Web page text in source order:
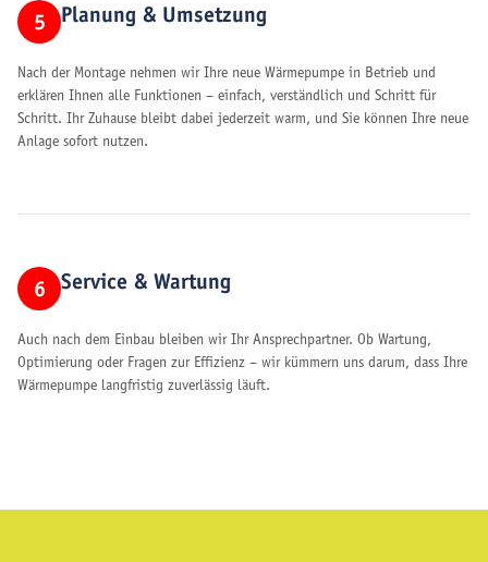
5 Planung & Umsetzung
Nach der Montage nehmen wir Ihre neue Wärmepumpe in Betrieb und
erklären Ihnen alle Funktionen – einfach, verständlich und Schritt für
Schritt. Ihr Zuhause bleibt dabei jederzeit warm, und Sie können Ihre neue
Anlage sofort nutzen.
6 Service & Wartung
Auch nach dem Einbau bleiben wir Ihr Ansprechpartner. Ob Wartung,
Optimierung oder Fragen zur Effizienz – wir kümmern uns darum, dass Ihre
Wärmepumpe langfristig zuverlässig läuft.